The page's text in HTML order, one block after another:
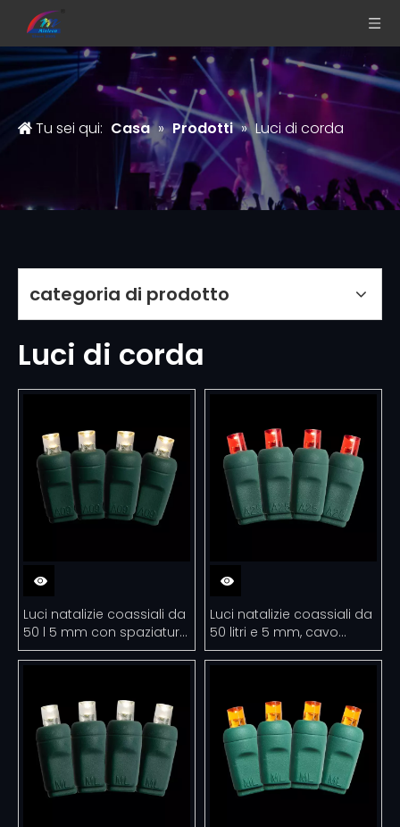
Tu sei qui: Casa » Prodotti » Luci di corda
categoria di prodotto
Luci di corda
Luci natalizie coassiali da
50 l 5 mm con spaziatura
di 6 'cavo verde di colore
Luci natalizie coassiali da
50 litri e 5 mm, cavo
verde di colore rosso con